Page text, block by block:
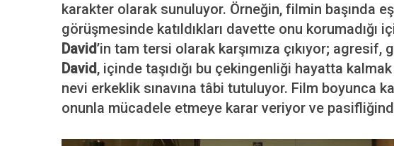
karakter olarak sunuluyor. Örneğin, filmin başında
görüşmesinde katıldıkları davette onu korumadığı
David’in tam tersi olarak karşımıza çıkıyor; agresif,
David, içinde taşıdığı bu çekingenliği hayatta
nevi erkeklik sınavına tâbi tutuluyor. Film boyunca
onunla mücadele etmeye karar veriyor ve
a
r
h
f
o
r